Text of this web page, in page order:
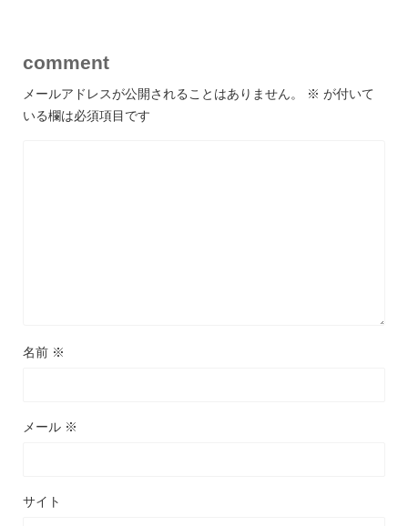
comment
メールアドレスが公開されることはありません。 ※ が付いて
いる欄は必須項目です
名前 ※
メール ※
サイト